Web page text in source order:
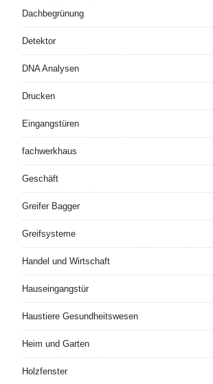
Dachbegrünung
Detektor
DNA Analysen
Drucken
Eingangstüren
fachwerkhaus
Geschäft
Greifer Bagger
Greifsysteme
Handel und Wirtschaft
Hauseingangstür
Haustiere Gesundheitswesen
Heim und Garten
Holzfenster